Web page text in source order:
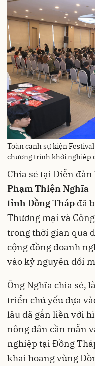
Toàn cảnh sự kiện
chương trình khởi nghiệp
Chia sẻ tại Diễn
Phạm Thiện Nghĩa
tỉnh Đồng Tháp đã
Thương mại và
trong thời gian qua
cộng đồng doanh
vào kỷ nguyên đổi
Ông Nghĩa chia sẻ,
triển chủ yếu dựa
lâu đã gắn liền với
nông dân cần mẫn
nghiệp tại Đồng
khai hoang vùng